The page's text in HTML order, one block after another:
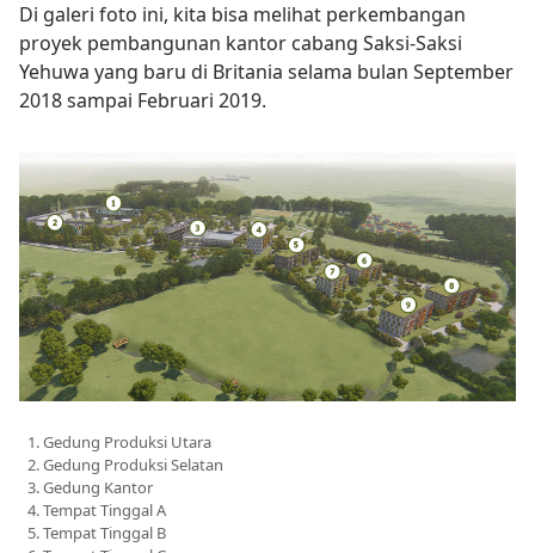
Di galeri foto ini, kita bisa melihat perkembangan
proyek pembangunan kantor cabang Saksi-Saksi
Yehuwa yang baru di Britania selama bulan September
2018 sampai Februari 2019.
Gedung Produksi Utara
Gedung Produksi Selatan
Gedung Kantor
Tempat Tinggal A
Tempat Tinggal B